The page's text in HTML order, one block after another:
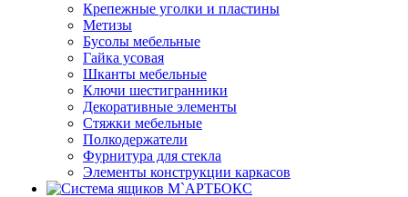
Крепежные уголки и пластины
Метизы
Бусолы мебельные
Гайка усовая
Шканты мебельные
Ключи шестигранники
Декоративные элементы
Стяжки мебельные
Полкодержатели
Фурнитура для стекла
Элементы конструкции каркасов